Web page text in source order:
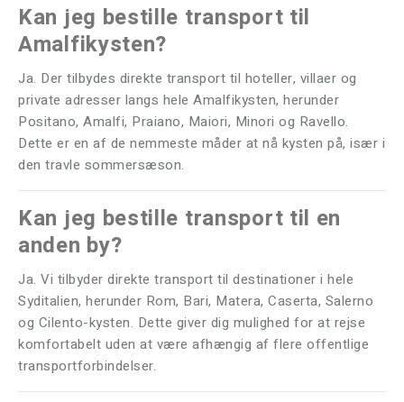
Kan jeg bestille transport til
Amalfikysten?
Ja. Der tilbydes direkte transport til hoteller, villaer og
private adresser langs hele Amalfikysten, herunder
Positano, Amalfi, Praiano, Maiori, Minori og Ravello.
Dette er en af ​​de nemmeste måder at nå kysten på, især i
den travle sommersæson.
Kan jeg bestille transport til en
anden by?
Ja. Vi tilbyder direkte transport til destinationer i hele
Syditalien, herunder Rom, Bari, Matera, Caserta, Salerno
og Cilento-kysten. Dette giver dig mulighed for at rejse
komfortabelt uden at være afhængig af flere offentlige
transportforbindelser.